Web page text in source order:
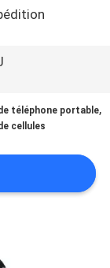
téléphone portable,
cellules